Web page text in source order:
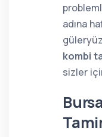
adına
kombi
sizler